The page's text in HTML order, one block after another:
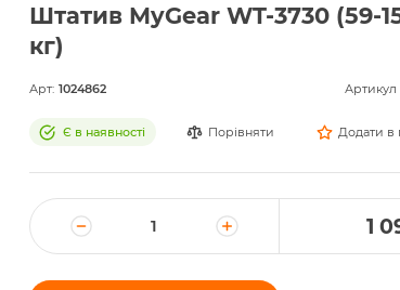
Штатив MyGear WT-3730 (59-
кг)
Арт: 1024862
Є в наявності Порівняти Додати в
1